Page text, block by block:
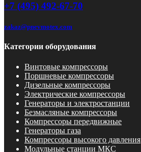
+7 (495) 492-67-70
zakaz@pnevmotex.com
Категории оборудования
Винтовые компрессоры
Поршневые компрессоры
Дизельные компрессоры
Электрические компрессоры
Генераторы и электростанции
Безмасляные компрессоры
Компрессоры передвижные
Генераторы газа
Компрессоры высокого давления
Модульные станции МКС